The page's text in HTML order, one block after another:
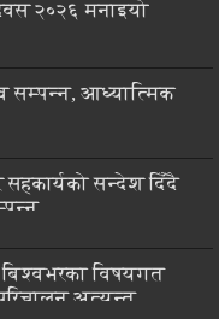
२०२६ मनाइयो
सम्पन्न, आध्यात्मिक
सहकार्यको सन्देश दिँदै
बिश्वभरका विषयगत
अत्यन्त